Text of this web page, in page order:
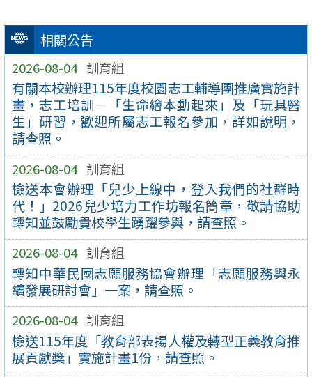
相關公告
2026-08-04 訓育組
有關本校辦理115年度校園志工輔導團推廣實施計
畫，志工培訓－「生命繪本動起來」及「玩具醫
生」研習，歡迎所屬志工報名參加，詳如說明，
請查照。
2026-08-04 訓育組
檢送本會辦理「兒少上線中，登入我們的社群時
代！」2026兒少培力工作坊報名簡章，敬請協助
轉知並鼓勵貴校學生踴躍參與，請查照。
2026-08-04 訓育組
轉知中華民國志願服務協會辦理「志願服務與永
續發展研討會」一案，請查照。
2026-08-04 訓育組
檢送115年度「教育部表揚人權及轉型正義教育推
展貢獻獎」實施計畫1份，請查照。